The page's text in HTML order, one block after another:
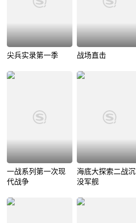
尖兵实录第一季 战场直击
一战系列第一次现
代战争
海底大探索二战沉
没军舰